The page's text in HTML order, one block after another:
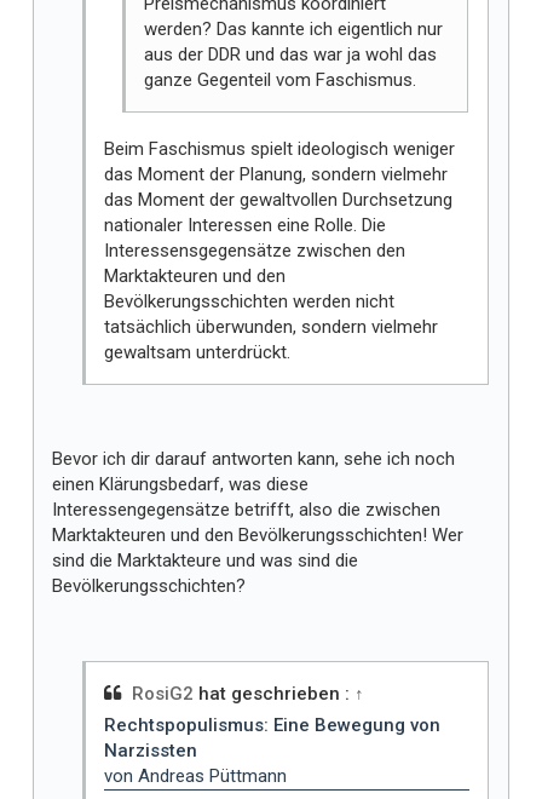
werden? Das kannte ich eigentlich nur
aus der DDR und das war ja wohl das
ganze Gegenteil vom Faschismus.
Beim Faschismus spielt ideologisch weniger
das Moment der Planung, sondern vielmehr
das Moment der gewaltvollen Durchsetzung
nationaler Interessen eine Rolle. Die
Interessensgegensätze zwischen den
Marktakteuren und den
Bevölkerungsschichten werden nicht
tatsächlich überwunden, sondern vielmehr
gewaltsam unterdrückt.
Bevor ich dir darauf antworten kann, sehe ich noch
einen Klärungsbedarf, was diese
Interessengegensätze betrifft, also die zwischen
Marktakteuren und den Bevölkerungsschichten! Wer
sind die Marktakteure und was sind die
Bevölkerungsschichten?
RosiG2 hat geschrieben : ↑
Rechtspopulismus: Eine Bewegung von
Narzissten
von Andreas Püttmann